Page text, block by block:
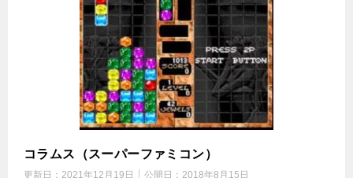
コラムス（スーパーファミコン）
更新日： 2021年12月19日 公開日： 2018年8月15日